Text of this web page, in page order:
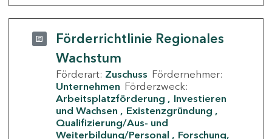
Förderrichtlinie Regionales
Wachstum
Förderart: Zuschuss Fördernehmer:
Unternehmen Förderzweck:
Arbeitsplatzförderung
Investieren
und Wachsen
Existenzgründung
Qualifizierung/Aus- und
Weiterbildung/Personal
Forschung,